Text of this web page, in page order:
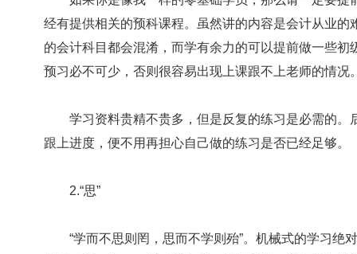
经有提供相关的预科课程。虽然讲的内容是会计从业
的会计科目都会混淆，而学有余力的可以提前做一些
预习必不可少，否则很容易出现上课跟不上老师的情况
学习资料贵精不贵多，但是反复的练习是必需的。
跟上进度，便不用再担心自己做的练习是否已经足够。
2.“思”
“学而不思则罔，思而不学则殆”。机械式的学习绝